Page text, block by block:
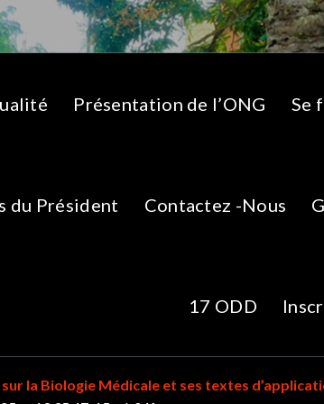
Présentation de l’ONG Se
du Président Contactez -Nous
17 ODD
2023-10-05-a-
la Biologie Médicale et ses textes